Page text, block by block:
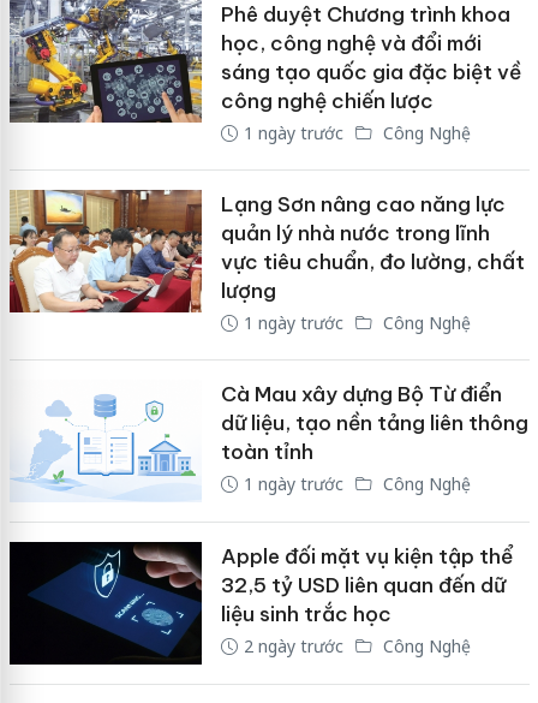
Phê duyệt Chương trình khoa
học, công nghệ và đổi mới
sáng tạo quốc gia đặc biệt về
công nghệ chiến lược
1 ngày trước Công Nghệ
Lạng Sơn nâng cao năng lực
quản lý nhà nước trong lĩnh
vực tiêu chuẩn, đo lường, chất
lượng
1 ngày trước Công Nghệ
Cà Mau xây dựng Bộ Từ điển
dữ liệu, tạo nền tảng liên thông
toàn tỉnh
1 ngày trước Công Nghệ
Apple đối mặt vụ kiện tập thể
32,5 tỷ USD liên quan đến dữ
liệu sinh trắc học
2 ngày trước Công Nghệ